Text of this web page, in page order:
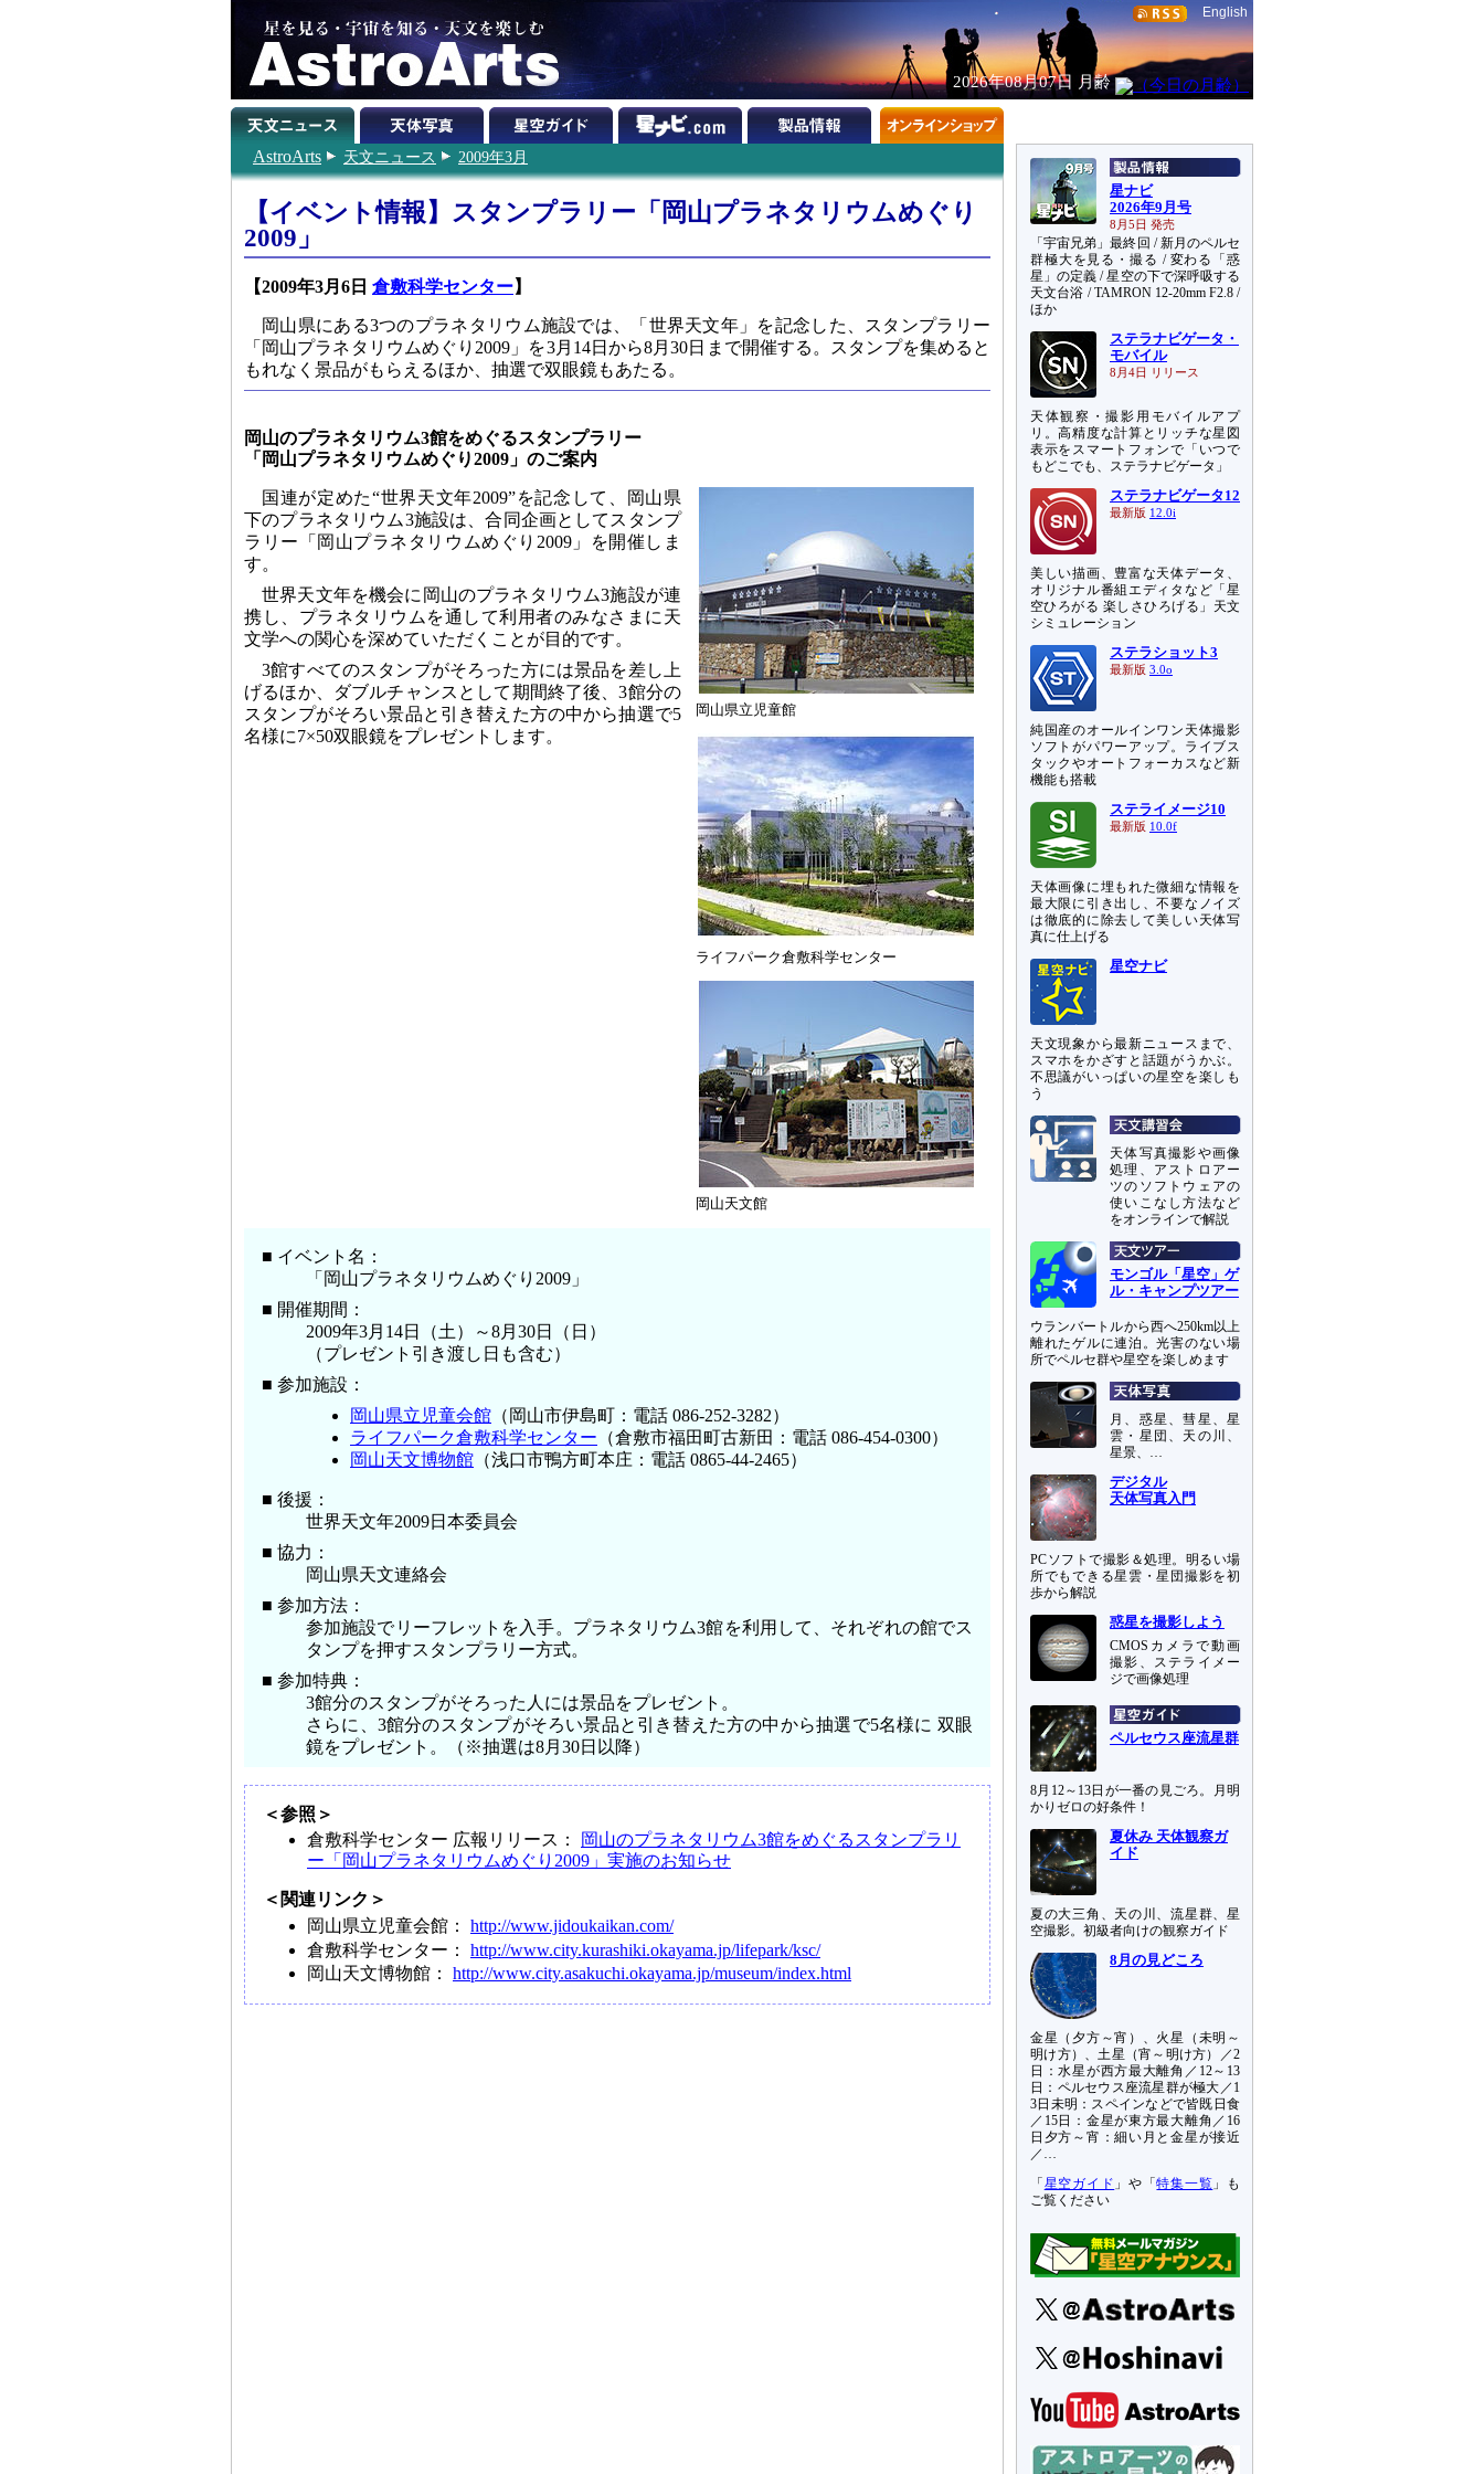
English
2026年08月07日 月齢
AstroArts 天文ニュース 2009年3月
【イベント情報】スタンプラリー「岡山プラネタリウムめぐり
2009」
【2009年3月6日 倉敷科学センター】
岡山県にある3つのプラネタリウム施設では、「世界天文年」を記念した、スタンプラリー
「岡山プラネタリウムめぐり2009」を3月14日から8月30日まで開催する。スタンプを集めると
もれなく景品がもらえるほか、抽選で双眼鏡もあたる。
岡山のプラネタリウム3館をめぐるスタンプラリー
「岡山プラネタリウムめぐり2009」のご案内
岡山県立児童館
ライフパーク倉敷科学センター
岡山天文館
国連が定めた“世界天文年2009”を記念して、岡山県
下のプラネタリウム3施設は、合同企画としてスタンプ
ラリー「岡山プラネタリウムめぐり2009」を開催しま
す。
世界天文年を機会に岡山のプラネタリウム3施設が連
携し、プラネタリウムを通して利用者のみなさまに天
文学への関心を深めていただくことが目的です。
3館すべてのスタンプがそろった方には景品を差し上
げるほか、ダブルチャンスとして期間終了後、3館分の
スタンプがそろい景品と引き替えた方の中から抽選で5
名様に7×50双眼鏡をプレゼントします。
■ イベント名：
「岡山プラネタリウムめぐり2009」
■ 開催期間：
2009年3月14日（土）～8月30日（日）
（プレゼント引き渡し日も含む）
■ 参加施設：
岡山県立児童会館 （岡山市伊島町：電話 086-252-3282）
ライフパーク倉敷科学センター （倉敷市福田町古新田：電話 086-454-0300）
岡山天文博物館 （浅口市鴨方町本庄：電話 0865-44-2465）
■ 後援：
世界天文年2009日本委員会
■ 協力：
岡山県天文連絡会
■ 参加方法：
参加施設でリーフレットを入手。プラネタリウム3館を利用して、それぞれの館でス
タンプを押すスタンプラリー方式。
■ 参加特典：
3館分のスタンプがそろった人には景品をプレゼント。
さらに、3館分のスタンプがそろい景品と引き替えた方の中から抽選で5名様に 双眼
鏡をプレゼント。（※抽選は8月30日以降）
＜参照＞
倉敷科学センター 広報リリース：
岡山のプラネタリウム3館をめぐるスタンプラリ
ー「岡山プラネタリウムめぐり2009」実施のお知らせ
＜関連リンク＞
岡山県立児童会館： http://www.jidoukaikan.com/
倉敷科学センター： http://www.city.kurashiki.okayama.jp/lifepark/ksc/
岡山天文博物館： http://www.city.asakuchi.okayama.jp/museum/index.html
星ナビ
2026年9月号
8月5日 発売
「宇宙兄弟」最終回 / 新月のペルセ
群極大を見る・撮る / 変わる「惑
星」の定義 / 星空の下で深呼吸する
天文台浴 / TAMRON 12-20mm F2.8 /
ほか
ステラナビゲータ・
モバイル
8月4日 リリース
天体観察・撮影用モバイルアプ
リ。高精度な計算とリッチな星図
表示をスマートフォンで「いつで
もどこでも、ステラナビゲータ」
ステラナビゲータ12
最新版 12.0i
美しい描画、豊富な天体データ、
オリジナル番組エディタなど「星
空ひろがる 楽しさひろげる」天文
シミュレーション
ステラショット3
最新版 3.0o
純国産のオールインワン天体撮影
ソフトがパワーアップ。ライブス
タックやオートフォーカスなど新
機能も搭載
ステライメージ10
最新版 10.0f
天体画像に埋もれた微細な情報を
最大限に引き出し、不要なノイズ
は徹底的に除去して美しい天体写
真に仕上げる
星空ナビ
天文現象から最新ニュースまで、
スマホをかざすと話題がうかぶ。
不思議がいっぱいの星空を楽しも
う
天体写真撮影や画像
処理、アストロアー
ツのソフトウェアの
使いこなし方法など
をオンラインで解説
モンゴル「星空」ゲ
ル・キャンプツアー
ウランバートルから西へ250km以上
離れたゲルに連泊。光害のない場
所でペルセ群や星空を楽しめます
月、惑星、彗星、星
雲・星団、天の川、
星景、…
デジタル
天体写真入門
PCソフトで撮影＆処理。明るい場
所でもできる星雲・星団撮影を初
歩から解説
惑星を撮影しよう
CMOSカメラで動画
撮影、ステライメー
ジで画像処理
ペルセウス座流星群
8月12～13日が一番の見ごろ。月明
かりゼロの好条件！
夏休み 天体観察ガ
イド
夏の大三角、天の川、流星群、星
空撮影。初級者向けの観察ガイド
8月の見どころ
金星（夕方～宵）、火星（未明～
明け方）、土星（宵～明け方）／2
日：水星が西方最大離角／12～13
日：ペルセウス座流星群が極大／1
3日未明：スペインなどで皆既日食
／15日：金星が東方最大離角／16
日夕方～宵：細い月と金星が接近
／…
「 星空ガイド 」や「特集一覧 」も
ご覧ください